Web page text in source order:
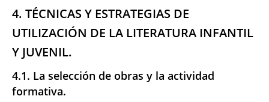
4. TÉCNICAS Y ESTRATEGIAS DE
UTILIZACIÓN DE LA LITERATURA INFANTIL
Y JUVENIL.
4.1. La selección de obras y la actividad
formativa.